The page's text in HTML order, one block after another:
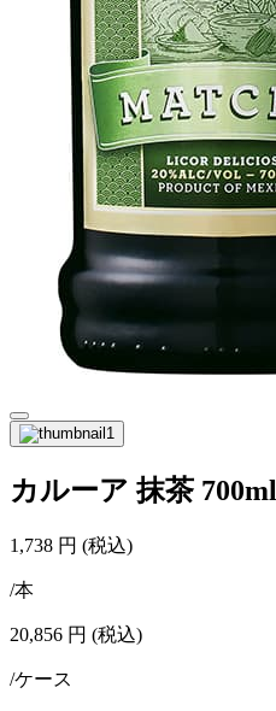
カルーア 抹茶 700ml
1,738 円 (税込)
/本
20,856 円 (税込)
/ケース